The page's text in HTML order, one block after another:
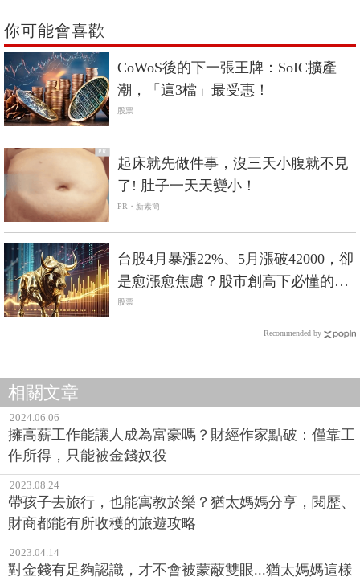
你可能會喜歡
CoWoS後的下一張王牌：SoIC擴產
潮，「這3檔」最受惠！
股票
PR
起床就先做件事，沒三天小腹就不見
了! 肚子一天天變小！
PR・新素簡
台股4月暴漲22%、5月漲破42000，卻
是愈漲愈焦慮？股市創高下必懂的
「3種應對」
股票
Recommended by
相關文章
2024.06.06
擁高薪工作能讓人成為富豪嗎？財經作家點破：僅靠工
作所得，只能被金錢奴役
2023.08.24
帶孩子去旅行，也能寓教於樂？猶太媽媽分享，閱歷、
財商都能有所收穫的旅遊攻略
2023.04.14
對金錢有足夠認識，才不會被蒙蔽雙眼...猶太媽媽這樣